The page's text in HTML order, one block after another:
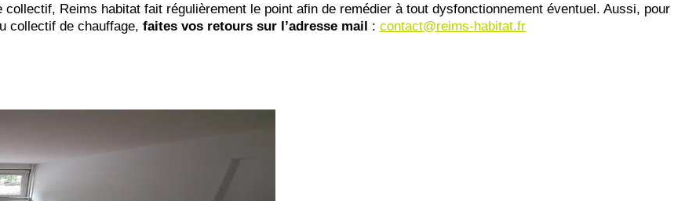
Reims habitat fait régulièrement le point afin de remédier à tout dysfonctionnement éventuel. Aussi, pour
collectif de chauffage, faites vos retours sur l’adresse mail : contact@reims-habitat.fr